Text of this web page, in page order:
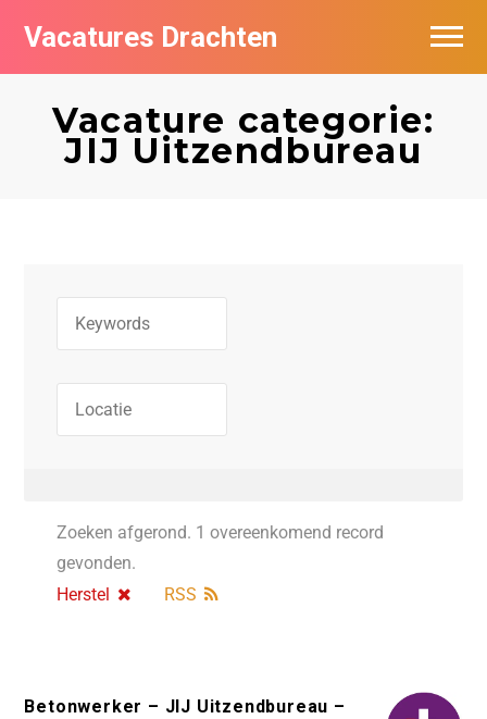
Vacatures Drachten
Vacature categorie:
JIJ Uitzendbureau
Zoeken afgerond. 1 overeenkomend record
gevonden.
Herstel
RSS
Betonwerker – JIJ Uitzendbureau –
Vacatures per bedrijf in Drachten
De populairste vacatures in Drachten